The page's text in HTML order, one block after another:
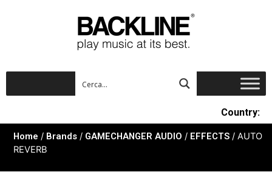
Country:
Home / Brands / GAMECHANGER AUDIO / EFFECTS / AUTO
REVERB